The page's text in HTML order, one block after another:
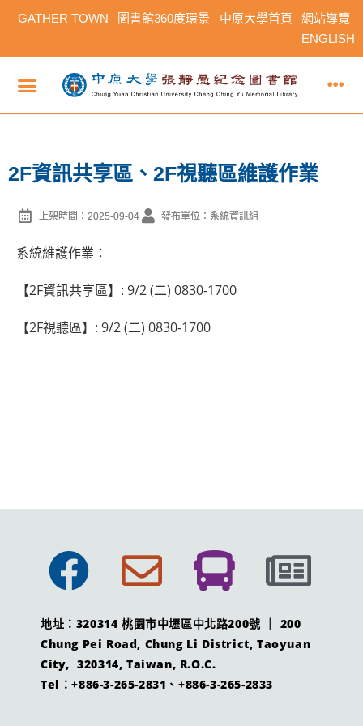
GATHER TOWN 圖書館360度環景 中原大學首頁
網站導覽
ENGLISH
2F資訊共享區、2F視聽區維護作業
上架時間：2025-09-04 發布單位：系統資訊組
系統維護作業：
【2F資訊共享區】: 9/2 (二) 0830-1700
【2F視聽區】: 9/2 (二) 0830-1700
地址：320314 桃園市中壢區中北路200號 ｜ 200
Chung Pei Road, Chung Li District, Taoyuan
City, 320314, Taiwan, R.O.C.
Tel：+886-3-265-2831、+886-3-265-2833